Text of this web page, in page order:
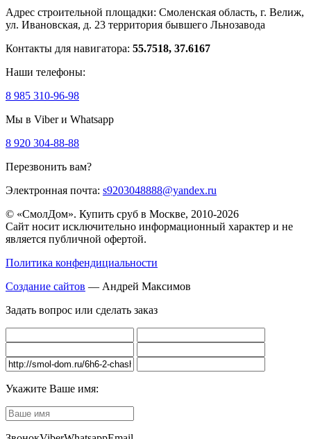
Адрес строительной площадки: Смоленская область, г. Велиж,
ул. Ивановская, д. 23 территория бывшего Льнозавода
Контакты для навигатора: 55.7518, 37.6167
Наши телефоны:
8 985 310-96-98
Мы в Viber и Whatsapp
8 920 304-88-88
Перезвонить вам?
Электронная почта: s9203048888@yandex.ru
© «СмолДом». Купить сруб в Москве, 2010-2026
Сайт носит исключительно информационный характер и не
является публичной офертой.
Политика конфендициальности
Создание сайтов — Андрей Максимов
Задать вопрос или сделать заказ
Укажите Ваше имя: